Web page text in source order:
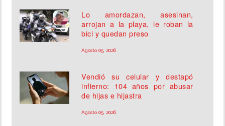
Lo amordazan, asesinan,
arrojan a la playa, le roban la
bici y quedan preso
Agosto 05, 2026
Vendió su celular y destapó
infierno: 104 años por abusar
de hijas e hijastra
Agosto 05, 2026